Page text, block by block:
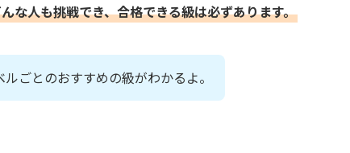
な人も挑戦でき、合格できる級は必ずあります。
ごとのおすすめの級がわかるよ。